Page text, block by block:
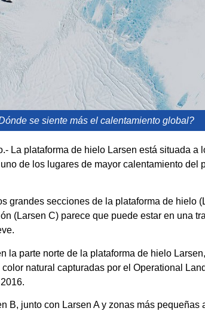
se siente más el calentamiento global?
La plataforma de hielo Larsen está situada a
de los lugares de mayor calentamiento del
grandes secciones de la plataforma de hielo
(Larsen C) parece que puede estar en una
la parte norte de la plataforma de hielo
natural capturadas por el Operational
B, junto con Larsen A y zonas más pequeñas